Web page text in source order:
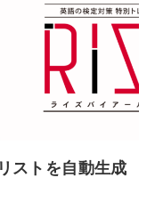
ストを自動生成